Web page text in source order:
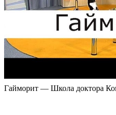
Гайморит — Школа доктора